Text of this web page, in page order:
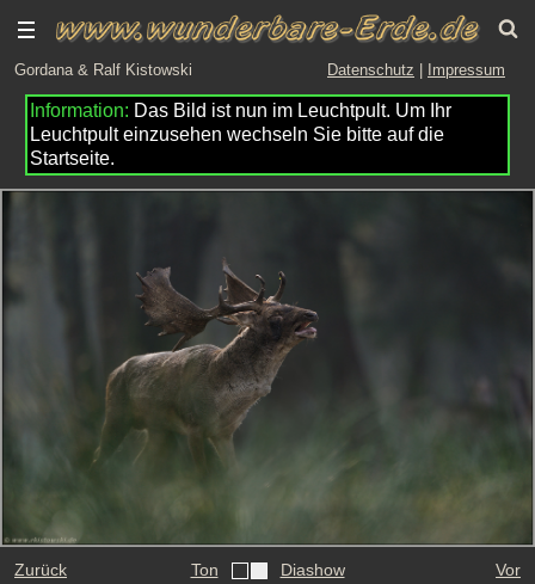
Gordana & Ralf Kistowski Datenschutz Impressum
Das Bild ist nun im Leuchtpult. Um Ihr
Leuchtpult einzusehen wechseln Sie bitte auf die
Startseite.
Zurück Ton Diashow Vor